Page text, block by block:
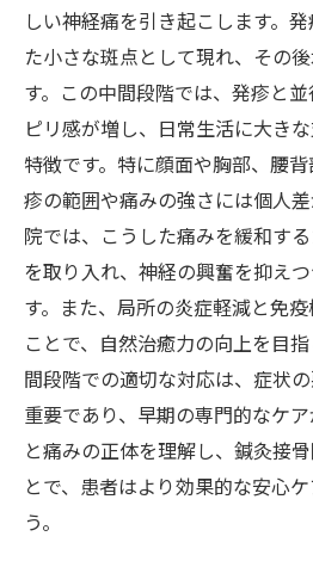
しい神経痛を引き起こします。
た小さな斑点として現れ、その
す。この中間段階では、発疹と
ピリ感が増し、日常生活に大き
特徴です。特に顔面や胸部、腰
疹の範囲や痛みの強さには個人
院では、こうした痛みを緩和す
を取り入れ、神経の興奮を抑え
す。また、局所の炎症軽減と免
ことで、自然治癒力の向上を目
間段階での適切な対応は、症状
重要であり、早期の専門的なケ
と痛みの正体を理解し、鍼灸接
とで、患者はより効果的な安心
う。